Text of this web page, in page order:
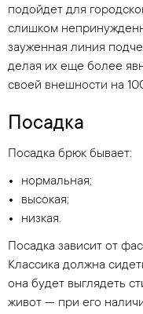
подойдет для
слишком
зауженная линия
делая их еще более
своей внешности на
Посадка
Посадка брюк бывает:
нормальная;
высокая;
низкая.
Посадка зависит от
Классика должна
она будет выглядеть
живот — при его